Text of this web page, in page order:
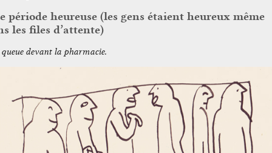
période heureuse (les gens étaient heureux même
les files d’attente)
queue devant la pharmacie.